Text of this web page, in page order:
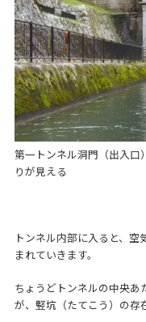
第一トンネル洞門（出入口
りが見える
トンネル内部に入ると、
まれていきます。
ちょうどトンネルの中央あ
が、竪坑（たてこう）の存